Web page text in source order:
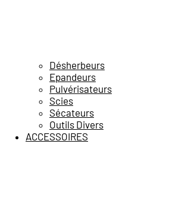
Désherbeurs
Epandeurs
Pulvérisateurs
Scies
Sécateurs
Outils Divers
ACCESSOIRES